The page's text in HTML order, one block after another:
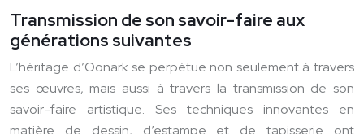
Transmission de son savoir-faire aux
générations suivantes
L’héritage d’Oonark se perpétue non seulement à travers
ses œuvres, mais aussi à travers la transmission de son
savoir-faire artistique. Ses techniques innovantes en
matière de dessin, d’estampe et de tapisserie ont